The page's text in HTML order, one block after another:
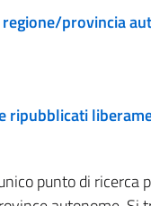
provincia
ripubblicati
punto di